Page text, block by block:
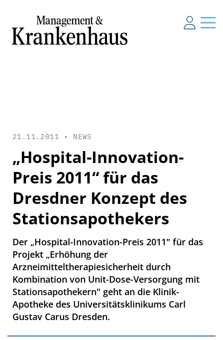
21.11.2011 • NEWS
„Hospital-Innovation-
Preis 2011“ für das
Dresdner Konzept des
Stationsapothekers
Der „Hospital-Innovation-Preis 2011" für das
Projekt „Erhöhung der
Arzneimitteltherapiesicherheit durch
Kombination von Unit-Dose-Versorgung mit
Stationsapothekern" geht an die Klinik-
Apotheke des Universitätsklinikums Carl
Gustav Carus Dresden.